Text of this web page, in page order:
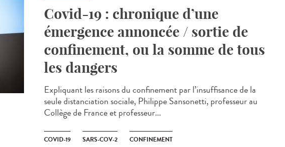
Covid-19 : chronique d’une
émergence annoncée / sortie de
confinement, ou la somme de tous
les dangers
Expliquant les raisons du confinement par l’insuffisance de la
seule distanciation sociale, Philippe Sansonetti, professeur au
Collège de France et professeur...
COVID-19 SARS-COV-2 CONFINEMENT